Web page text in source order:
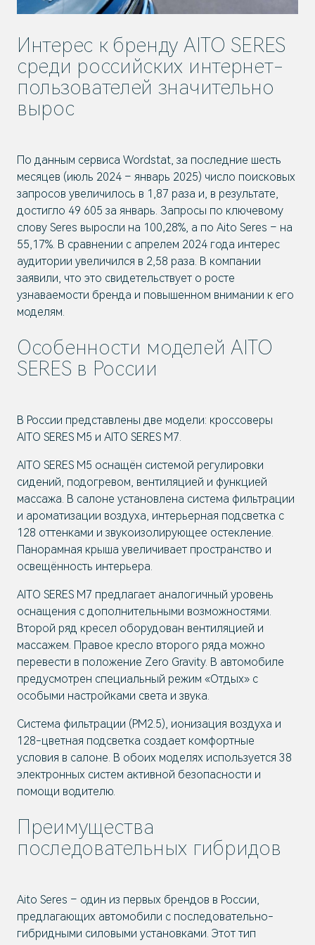
Интерес к бренду AITO SERES
среди российских интернет-
пользователей значительно
вырос
По данным сервиса Wordstat, за последние шесть
месяцев (июль 2024 – январь 2025) число поисковых
запросов увеличилось в 1,87 раза и, в результате,
достигло 49 605 за январь. Запросы по ключевому
слову Seres выросли на 100,28%, а по Aito Seres – на
55,17%. В сравнении с апрелем 2024 года интерес
аудитории увеличился в 2,58 раза. В компании
заявили, что это свидетельствует о росте
узнаваемости бренда и повышенном внимании к его
моделям.
Особенности моделей AITO
SERES в России
В России представлены две модели: кроссоверы
AITO SERES M5 и AITO SERES M7.
AITO SERES M5 оснащён системой регулировки
сидений, подогревом, вентиляцией и функцией
массажа. В салоне установлена система фильтрации
и ароматизации воздуха, интерьерная подсветка с
128 оттенками и звукоизолирующее остекление.
Панорамная крыша увеличивает пространство и
освещённость интерьера.
AITO SERES M7 предлагает аналогичный уровень
оснащения с дополнительными возможностями.
Второй ряд кресел оборудован вентиляцией и
массажем. Правое кресло второго ряда можно
перевести в положение Zero Gravity. В автомобиле
предусмотрен специальный режим «Отдых» с
особыми настройками света и звука.
Система фильтрации (PM2.5), ионизация воздуха и
128-цветная подсветка создает комфортные
условия в салоне. В обоих моделях используется 38
электронных систем активной безопасности и
помощи водителю.
Преимущества
последовательных гибридов
Aito Seres – один из первых брендов в России,
предлагающих автомобили с последовательно-
гибридными силовыми установками. Этот тип